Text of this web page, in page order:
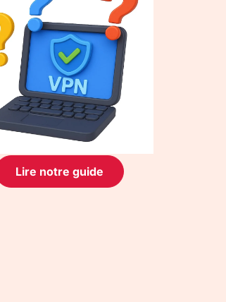
Lire notre guide